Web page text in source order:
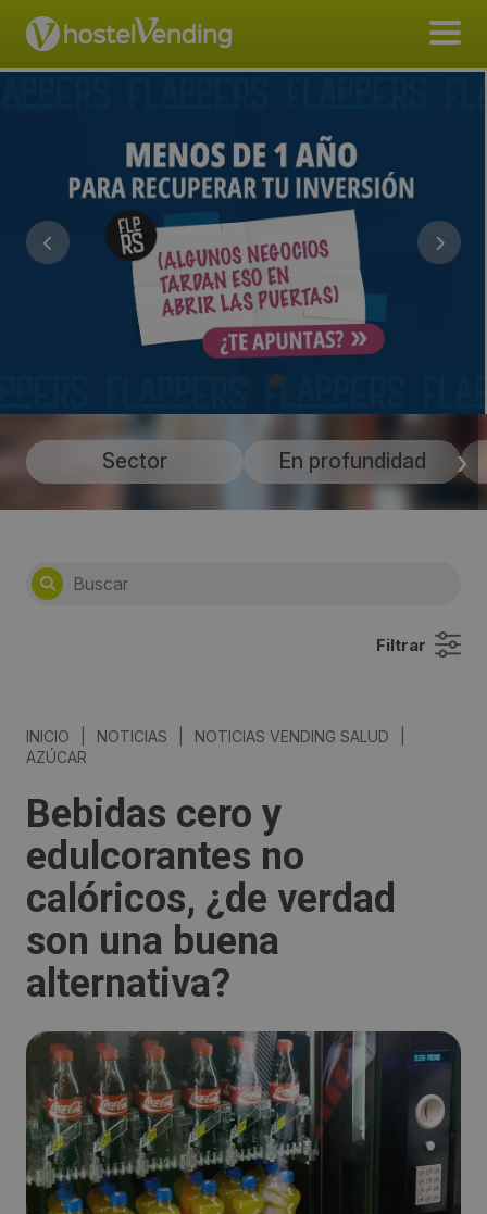
Sector En profundidad
Filtrar
INICIO NOTICIAS NOTICIAS VENDING SALUD
AZÚCAR
Bebidas cero y
edulcorantes no
calóricos, ¿de verdad
son una buena
alternativa?